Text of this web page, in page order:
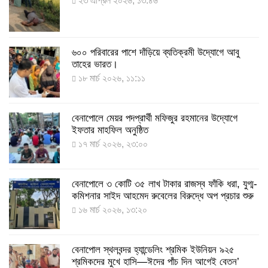
দেশে তৈরি হলো করোনা শনাক্তের কিট
৮ আগস্ট ২০২২, ১৩:০৯
দেশেই তৈরি হলো করোনা পরীক্ষার কিট, সময় লাগবে ৪-৫
ঘণ্টা
৭ আগস্ট ২০২২, ১৪:০৩
১১ আগস্ট থেকে পরীক্ষামূলকভাবে শুরু শিশুদের করোনা টিকা
দেওয়া
৭ আগস্ট ২০২২, ১৩:৫৩
করোনায় ৫ জনের মৃত্যু, শনাক্ত ৬২৬
২৭ জুলাই ২০২২, ১৭:৩৮
৬০০ পরিবারের পাশে দাঁড়িয়ে ব্যতিক্রমী উদ্যোগে আবু
তাহের ভারত।
১৮ মার্চ ২০২৬, ১১:১১
বেনাপোলে মেয়র পদপ্রার্থী মফিজুর রহমানের উদ্যোগে
ইফতার মাহফিল অনুষ্ঠিত
১৭ মার্চ ২০২৬, ২৩:০০
বেনাপোলে ৩ কোটি ৩৫ লাখ টাকার রাজস্ব ফাঁকি ধরা, যুগ্ম-
কমিশনার সাইদ আহমেদ রুবেলের বিরুদ্ধে অপ প্রচার শুরু
১৬ মার্চ ২০২৬, ১৩:২০
বেনাপোল স্থলবন্দর হ্যান্ডেলিং শ্রমিক ইউনিয়ন ৯২৫
শ্রমিকদের মুখে হাসি—ঈদের পাঁচ দিন আগেই বেতন’